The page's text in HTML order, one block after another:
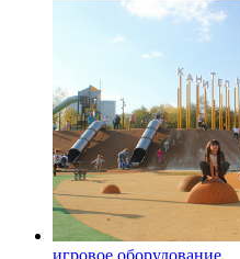
игровое оборудование